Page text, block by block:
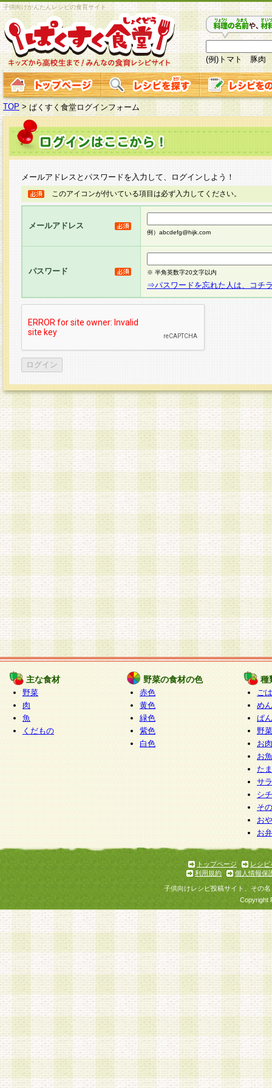
子供向けかんたんレシピの食育サイト
(例)トマト 豚肉
TOP > ぱくすく食堂ログインフォーム
メールアドレスとパスワードを入力して、ログインしよう！
このアイコンが付いている項目は必ず入力してください。
メールアドレス
例）abcdefg@hijk.com
パスワード ※ 半角英数字20文字以内
⇒パスワードを忘れた人は、コチ
主な食材
野菜
肉
魚
くだもの
野菜の食材の色
赤色
黄色
緑色
紫色
白色
種
ご
めん
ぱん
野
お
お
た
サ
シ
そ
お
お
トップページ
レシピ
利用規約
個人情報保
子供向けレシピ投稿サイト、その
Copyright